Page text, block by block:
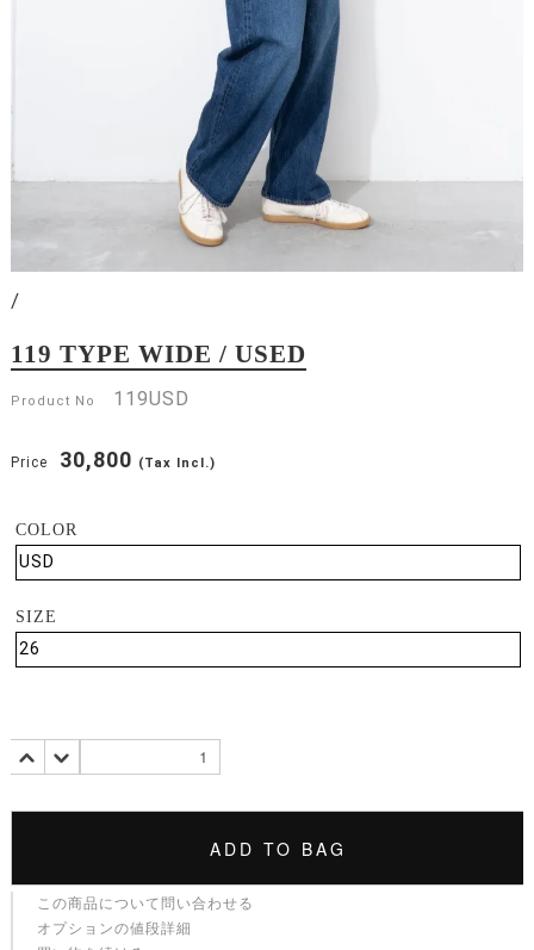
/
119 TYPE WIDE / USED
Product No 119USD
Price 30,800 (Tax Incl.)
COLOR
SIZE
ADD TO BAG
この商品について問い合わせる
オプションの値段詳細